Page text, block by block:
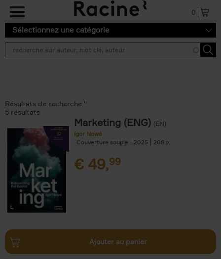
Aller au contenu principal
0
Sélectionnez une catégorie
Résultats de recherche ''
5 résultats
Marketing (ENG) (EN)
Igor Nowé
Couverture souple
2025 208
€ 49,99
Ajouter au panier